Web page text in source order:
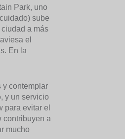
Park, uno
sube
a más
el
En la
y contemplar
y un servicio
para evitar el
contribuyen a
mucho